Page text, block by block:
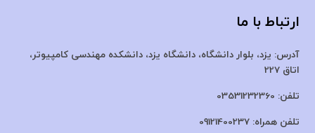
ارتباط با ما
آدرس: یزد، بلوار دانشگاه، دانشگاه یزد،دانشکده مهندسی کامپیوتر،
اتاق 227
تلفن: 03531232360
تلفن همراه: 09121400237